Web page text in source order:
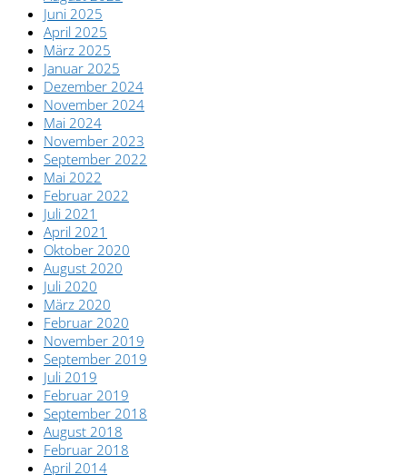
Juni 2025
April 2025
März 2025
Januar 2025
Dezember 2024
November 2024
Mai 2024
November 2023
September 2022
Mai 2022
Februar 2022
Juli 2021
April 2021
Oktober 2020
August 2020
Juli 2020
März 2020
Februar 2020
November 2019
September 2019
Juli 2019
Februar 2019
September 2018
August 2018
Februar 2018
April 2014